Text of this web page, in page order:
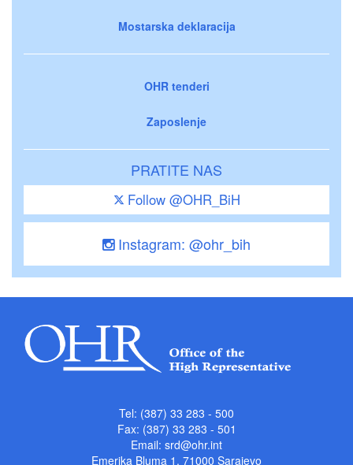
Mostarska deklaracija
OHR tenderi
Zaposlenje
PRATITE NAS
Follow @OHR_BiH
Instagram: @ohr_bih
Tel: (387) 33 283 - 500
Fax: (387) 33 283 - 501
Email: srd@ohr.int
Emerika Bluma 1, 71000 Sarajevo